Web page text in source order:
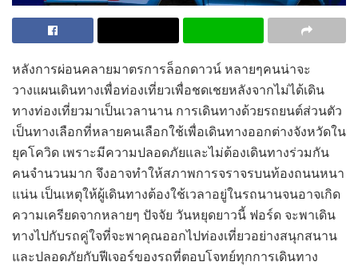
หลังการผ่อนคลายมาตรการล็อกดาวน์ หลายๆคนน่าจะ
วางแผนเดินทางเพื่อท่องเที่ยวเพื่อชดเชยหลังจากไม่ได้เดิน
ทางท่องเที่ยวมาเป็นเวลานาน การเดินทางด้วยรถยนต์ส่วนตัว
เป็นทางเลือกที่หลายคนเลือกใช้เพื่อเดินทางออกต่างจังหวัดใน
ยุคโควิด เพราะมีความปลอดภัยและไม่ต้องเดินทางร่วมกัน
คนจำนวนมาก จึงอาจทำให้สภาพการจราจรบนท้องถนนหนา
แน่น เป็นเหตุให้ผู้เดินทางต้องใช้เวลาอยู่ในรถนานจนอาจเกิด
ความเครียดจากหลายๆ ปัจจัย วันหยุดยาวนี้ ฟอร์ด จะพาเดิน
ทางไปกับรถคู่ใจที่จะพาคุณออกไปท่องเที่ยวอย่างสนุกสนาน
และปลอดภัยกับฟีเจอร์ของรถที่ตอบโจทย์ทุกการเดินทาง